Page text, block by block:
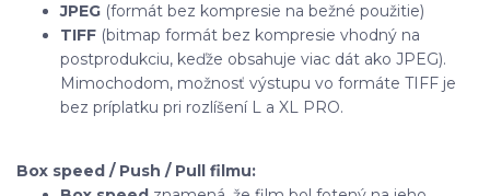
JPEG (formát bez kompresie na bežné použitie)
TIFF (bitmap formát bez kompresie vhodný na
postprodukciu, keďže obsahuje viac dát ako JPEG).
Mimochodom, možnosť výstupu vo formáte TIFF je
bez príplatku pri rozlíšení L a XL PRO.
Box speed / Push / Pull filmu: